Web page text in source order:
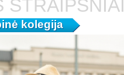
STRAIPSNIAI
kolegija